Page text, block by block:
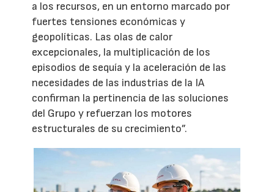
a los recursos, en un entorno marcado por
fuertes tensiones económicas y
geopolíticas. Las olas de calor
excepcionales, la multiplicación de los
episodios de sequía y la aceleración de las
necesidades de las industrias de la IA
confirman la pertinencia de las soluciones
del Grupo y refuerzan los motores
estructurales de su crecimiento”.